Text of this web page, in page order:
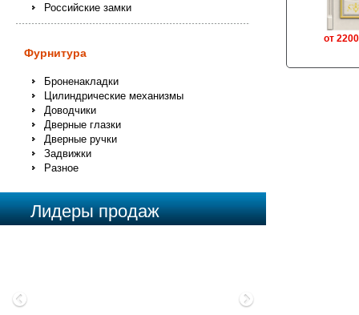
Российские замки
Фурнитура
Броненакладки
Цилиндрические механизмы
Доводчики
Дверные глазки
Дверные ручки
Задвижки
Разное
Лидеры продаж
Previous Next
от